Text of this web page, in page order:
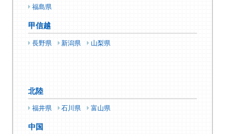
福島県
甲信越
長野県 新潟県 山梨県
北陸
福井県 石川県 富山県
中国